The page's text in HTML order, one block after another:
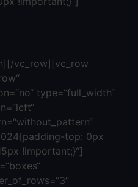
vc_row][vc_row
type=“full_width“
top: 0px
!important;}“]